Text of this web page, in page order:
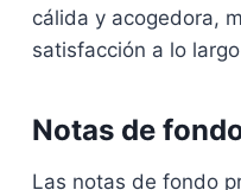
cálida y acogedora,
satisfacción a lo
Notas de
Las notas de fondo